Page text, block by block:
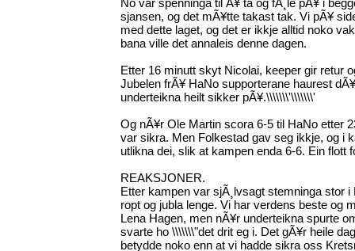
No var spenninga til Ã¥ ta og fÃ¸le pÃ¥ i
sjansen, og det mÃ¥tte takast tak. Vi pÃ¥
med dette laget, og det er ikkje alltid noko
bana ville det annaleis denne dagen.
Etter 16 minutt skyt Nicolai, keeper gir retur
Jubelen frÃ¥ HaNo supporterane haurest
underteikna heilt sikker pÃ¥.\\\\\\\'\\\\\\\'
Og nÃ¥r Ole Martin scora 6-5 til HaNo etter
var sikra. Men Folkestad gav seg ikkje, og i
utlikna dei, slik at kampen enda 6-6. Ein flott
REAKSJONER.
Etter kampen var sjÃ¸lvsagt stemninga stor
ropt og jubla lenge. Vi har verdens beste og
Lena Hagen, men nÃ¥r underteikna spurte
svarte ho \\\\\\\"det drit eg i. Det gÃ¥r heile
betydde noko enn at vi hadde sikra oss